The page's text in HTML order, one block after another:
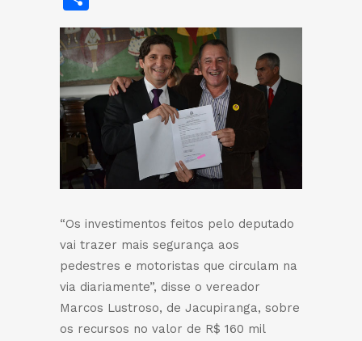
“Os investimentos feitos pelo deputado
vai trazer mais segurança aos
pedestres e motoristas que circulam na
via diariamente”, disse o vereador
Marcos Lustroso, de Jacupiranga, sobre
os recursos no valor de R$ 160 mil